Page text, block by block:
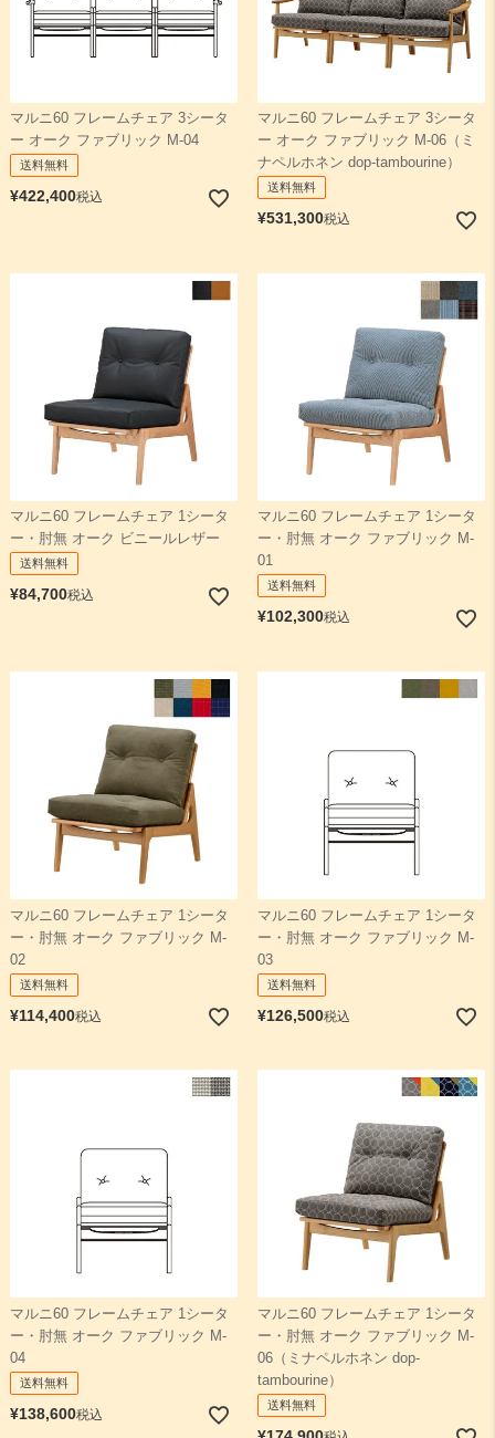
マルニ60 フレームチェア 3シータ
ー オーク ファブリック M-04
送料無料
¥422,400税込
マルニ60 フレームチェア 3シータ
ー オーク ファブリック M-06（ミ
ナペルホネン dop-tambourine）
送料無料
¥531,300税込
マルニ60 フレームチェア 1シータ
ー・肘無 オーク ビニールレザー
送料無料
¥84,700税込
マルニ60 フレームチェア 1シータ
ー・肘無 オーク ファブリック M-
01
送料無料
¥102,300税込
マルニ60 フレームチェア 1シータ
ー・肘無 オーク ファブリック M-
02
送料無料
¥114,400税込
マルニ60 フレームチェア 1シータ
ー・肘無 オーク ファブリック M-
03
送料無料
¥126,500税込
マルニ60 フレームチェア 1シータ
ー・肘無 オーク ファブリック M-
04
送料無料
¥138,600税込
マルニ60 フレームチェア 1シータ
ー・肘無 オーク ファブリック M-
06（ミナペルホネン dop-
tambourine）
送料無料